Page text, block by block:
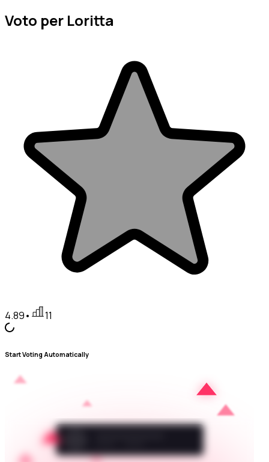
Voto per Loritta
4.89• 11
Start Voting Automatically